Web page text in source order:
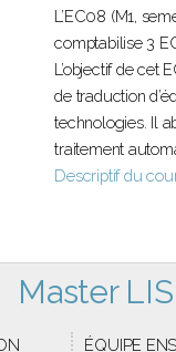
L’EC08 (M1,
comptabilise 3
L’objectif de cet
de traduction
technologies. Il
traitement
Descriptif du
Master
ÉQUIPE